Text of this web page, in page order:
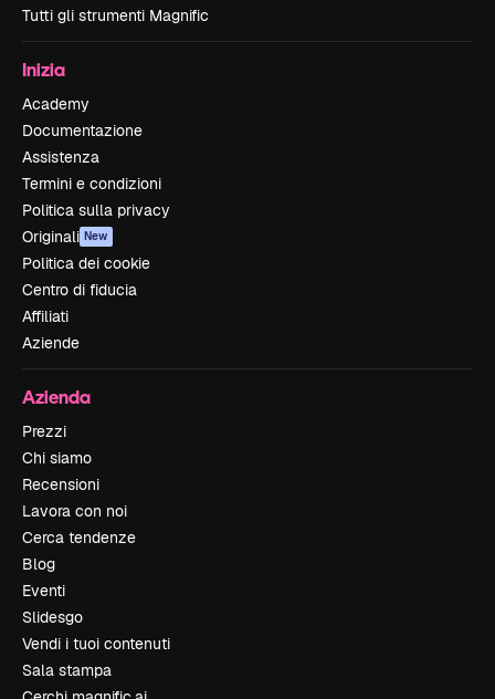
Tutti gli strumenti Magnific
Inizia
Academy
Documentazione
Assistenza
Termini e condizioni
Politica sulla privacy
Originali New
Politica dei cookie
Centro di fiducia
Affiliati
Aziende
Azienda
Prezzi
Chi siamo
Recensioni
Lavora con noi
Cerca tendenze
Blog
Eventi
Slidesgo
Vendi i tuoi contenuti
Sala stampa